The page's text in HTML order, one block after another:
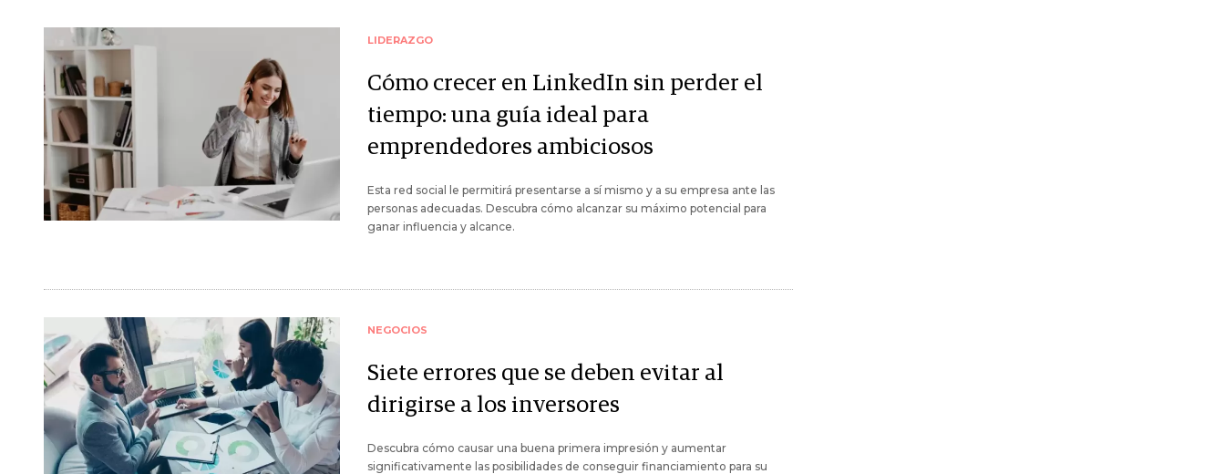
LIDERAZGO
Cómo crecer en LinkedIn sin perder el
tiempo: una guía ideal para
emprendedores ambiciosos
Esta red social le permitirá presentarse a sí mismo y a su empresa ante las
personas adecuadas. Descubra cómo alcanzar su máximo potencial para
ganar influencia y alcance.
NEGOCIOS
Siete errores que se deben evitar al
dirigirse a los inversores
Descubra cómo causar una buena primera impresión y aumentar
significativamente las posibilidades de conseguir financiamiento para su